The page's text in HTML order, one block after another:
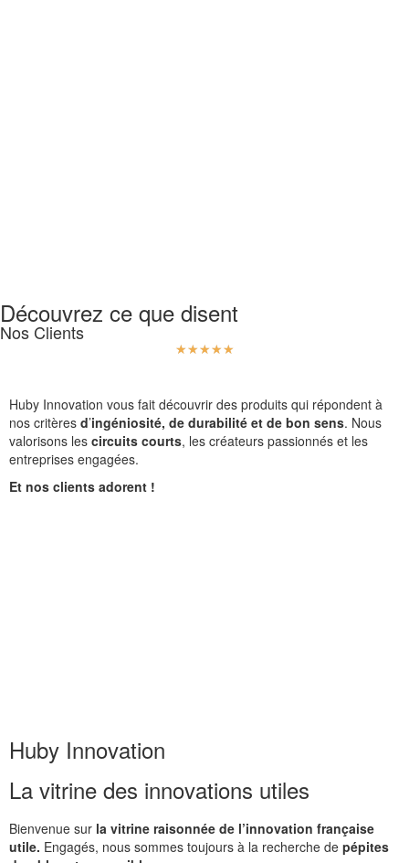
Découvrez ce que disent
Nos Clients
☆☆☆☆☆
Huby Innovation vous fait découvrir des produits qui répondent à
nos critères d’ingéniosité, de durabilité et de bon sens. Nous
valorisons les circuits courts, les créateurs passionnés et les
entreprises engagées.
Et nos clients adorent !
Huby Innovation
La vitrine des innovations utiles
Bienvenue sur la vitrine raisonnée de l’innovation française
utile. Engagés, nous sommes toujours à la recherche de pépites